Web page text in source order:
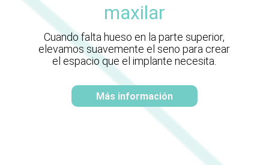
maxilar
Cuando falta hueso en la parte superior,
elevamos suavemente el seno para crear
el espacio que el implante necesita.
Más información